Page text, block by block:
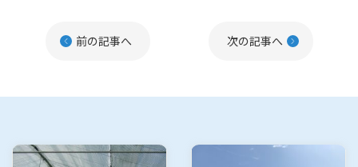
前の記事へ 次の記事へ